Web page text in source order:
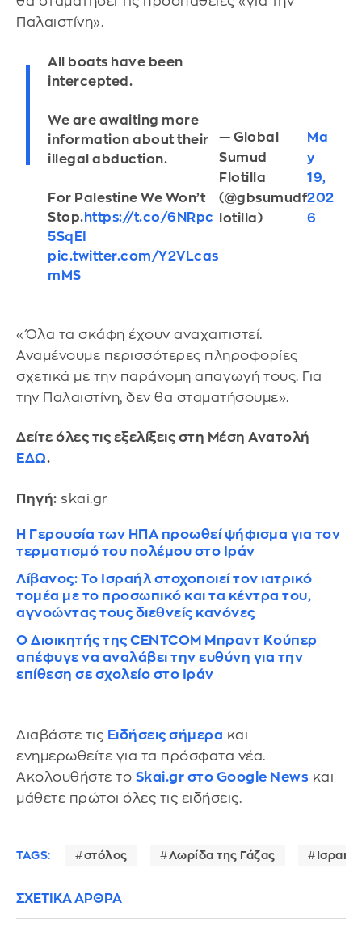
Παλαιστίνη».
All boats have been
intercepted.
We are awaiting more
information about their
illegal abduction.
For Palestine We Won’t
Stop. https://t.co/6NRpc
5SqEI
pic.twitter.com/Y2VLcas
mMS
— Global
Sumud
Flotilla
(@gbsumudf
lotilla)
Ma
y
19,
202
6
«Όλα τα σκάφη έχουν αναχαιτιστεί.
Αναμένουμε περισσότερες πληροφορίες
σχετικά με την παράνομη απαγωγή τους. Για
την Παλαιστίνη, δεν θα σταματήσουμε».
Δείτε όλες τις εξελίξεις στη Μέση Ανατολή
ΕΔΩ.
Πηγή: skai.gr
Η Γερουσία των ΗΠΑ προωθεί ψήφισμα για τον
τερματισμό του πολέμου στο Ιράν
Λίβανος: Το Ισραήλ στοχοποιεί τον ιατρικό
τομέα με το προσωπικό και τα κέντρα του,
αγνοώντας τους διεθνείς κανόνες
Ο Διοικητής της CENTCOM Μπραντ Κούπερ
απέφυγε να αναλάβει την ευθύνη για την
επίθεση σε σχολείο στο Ιράν
Διαβάστε τις Ειδήσεις σήμερα και
ενημερωθείτε για τα πρόσφατα νέα.
Ακολουθήστε το Skai.gr στο Google News και
μάθετε πρώτοι όλες τις ειδήσεις.
TAGS: στόλος Λωρίδα της Γάζας Ισραήλ
ΣΧΕΤΙΚΑ ΑΡΘΡΑ